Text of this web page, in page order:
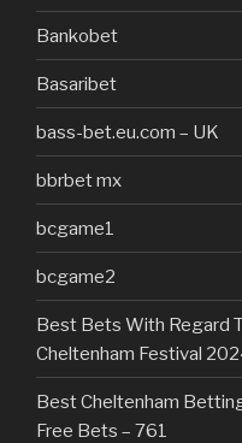
Bankobet
Basaribet
bass-bet.eu.com – UK
bbrbet mx
bcgame1
bcgame2
Best Bets With Regard
Cheltenham Festival
Best Cheltenham
Free Bets – 761